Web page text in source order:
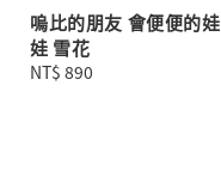
嗚比的朋友 會便便的娃
娃 雪花
Regular
NT$ 890